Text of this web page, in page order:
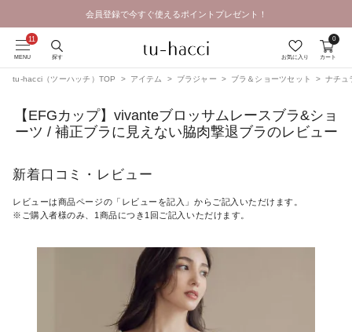
会員登録で今すぐ使えるポイントプレゼント！
MENU 探す お気に入り カート
0
tu-hacci（ツーハッチ）TOP アイテム ブラジャー ブラ＆ショーツセット ナチュ
【EFGカップ】vivanteブロッサムレースブラ&ショ
ーツ / 補正ブラに見えない脇肉撃退ブラのレビュー
新着口コミ・レビュー
レビューは商品ページの「レビューを記入」からご記入いただけます。
※ご購入者様のみ、1商品につき1回ご記入いただけます。